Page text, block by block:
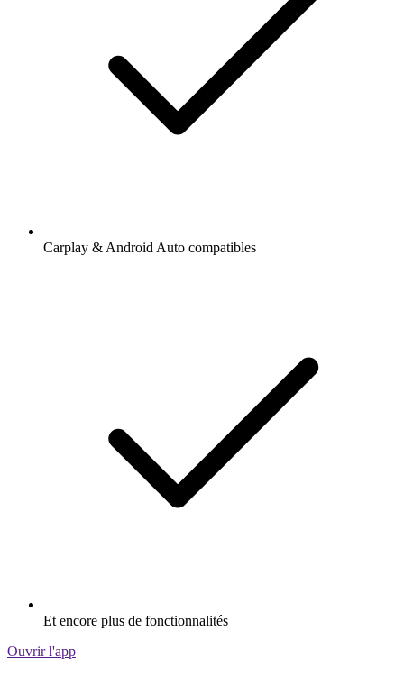
Carplay & Android Auto compatibles
Et encore plus de fonctionnalités
Ouvrir l'app